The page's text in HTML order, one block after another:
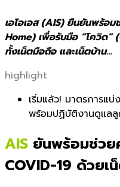
เอไอเอส (AIS) ยืนยันพร้อ
Home) เพื่อรับมือ “โควิด”
ทั้งเน็ตมือถือ และเน็ตบ้าน…
highlight
เริ่มแล้ว! มาตรการแ
พร้อมปฏิบัติงานดูแล
AIS ยันพร้อมช่วย
COVID-19 ด้วยเ